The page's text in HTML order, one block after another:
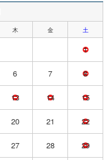
木 金 土
1
6 7 8
13 14 15
20 21 22
27 28 29